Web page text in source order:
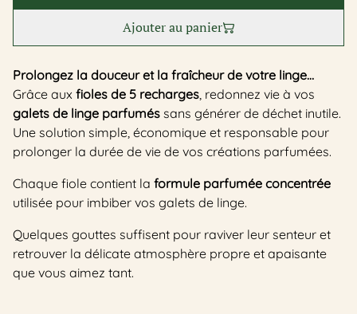
Ajouter au panier
Prolongez la douceur et la fraîcheur de votre linge…
Grâce aux fioles de 5 recharges, redonnez vie à vos
galets de linge parfumés sans générer de déchet inutile.
Une solution simple, économique et responsable pour
prolonger la durée de vie de vos créations parfumées.
Chaque fiole contient la formule parfumée concentrée
utilisée pour imbiber vos galets de linge.
Quelques gouttes suffisent pour raviver leur senteur et
retrouver la délicate atmosphère propre et apaisante
que vous aimez tant.